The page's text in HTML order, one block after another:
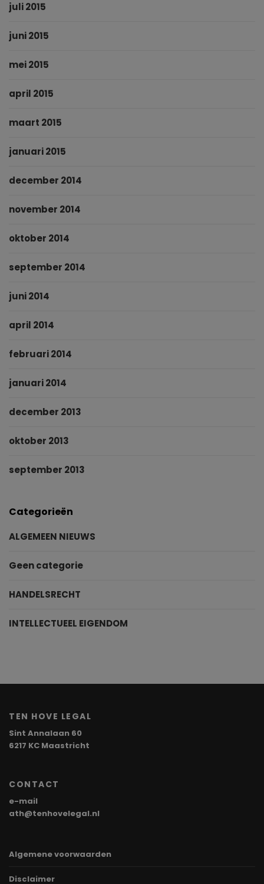
juli 2015
juni 2015
mei 2015
april 2015
maart 2015
januari 2015
december 2014
november 2014
oktober 2014
september 2014
juni 2014
april 2014
februari 2014
januari 2014
december 2013
oktober 2013
september 2013
Categorieën
ALGEMEEN NIEUWS
Geen categorie
HANDELSRECHT
INTELLECTUEEL EIGENDOM
TEN HOVE LEGAL
Sint Annalaan 60
6217 KC Maastricht
CONTACT
e-mail
ath@tenhovelegal.nl
Algemene voorwaarden
Disclaimer